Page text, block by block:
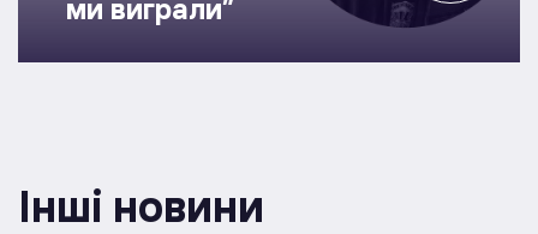
ми виграли”
Інші новини